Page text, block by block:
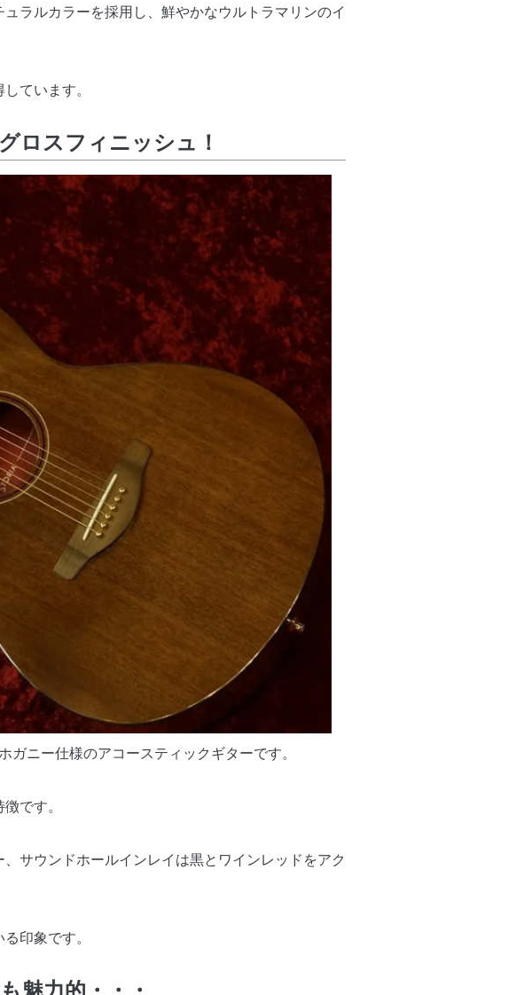
ラルカラーを採用し、鮮やかなウルトラマリンのイ
ています。
ロスフィニッシュ！
ニー仕様のアコースティックギターです。
です。
サウンドホールインレイは黒とワインレッドをアク
印象です。